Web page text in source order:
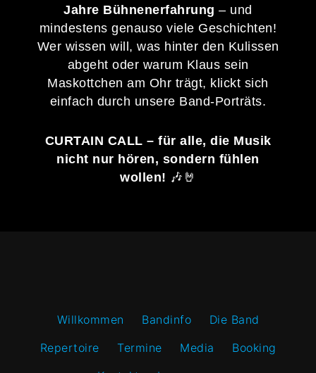
Jahre Bühnenerfahrung – und
mindestens genauso viele Geschichten!
Wer wissen will, was hinter den Kulissen
abgeht oder warum Klaus sein
Maskottchen am Ohr trägt, klickt sich
einfach durch unsere Band-Porträts.
CURTAIN CALL – für alle, die Musik
nicht nur hören, sondern fühlen
wollen! 🎶🤘
Willkommen Bandinfo
Die Band
Repertoire
Termine Media
Booking